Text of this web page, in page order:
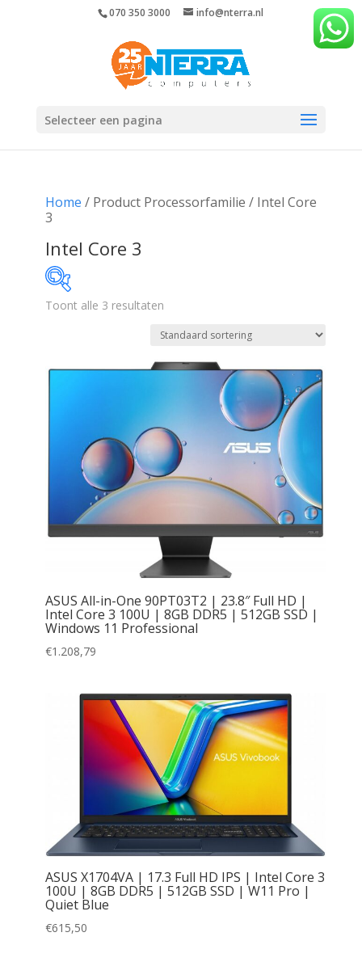
070 350 3000 info@nterra.nl
Selecteer een pagina
Home / Product Processorfamilie / Intel Core
3
Intel Core 3
852
Toont alle 3 resultaten
ASUS All-in-One 90PT03T2 | 23.8″ Full HD |
Intel Core 3 100U | 8GB DDR5 | 512GB SSD |
Windows 11 Professional
€1.208,79
ASUS X1704VA | 17.3 Full HD IPS | Intel Core 3
100U | 8GB DDR5 | 512GB SSD | W11 Pro |
Quiet Blue
€615,50